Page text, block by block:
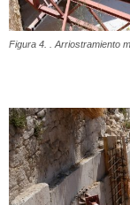
Figura 4. . Arriostramiento